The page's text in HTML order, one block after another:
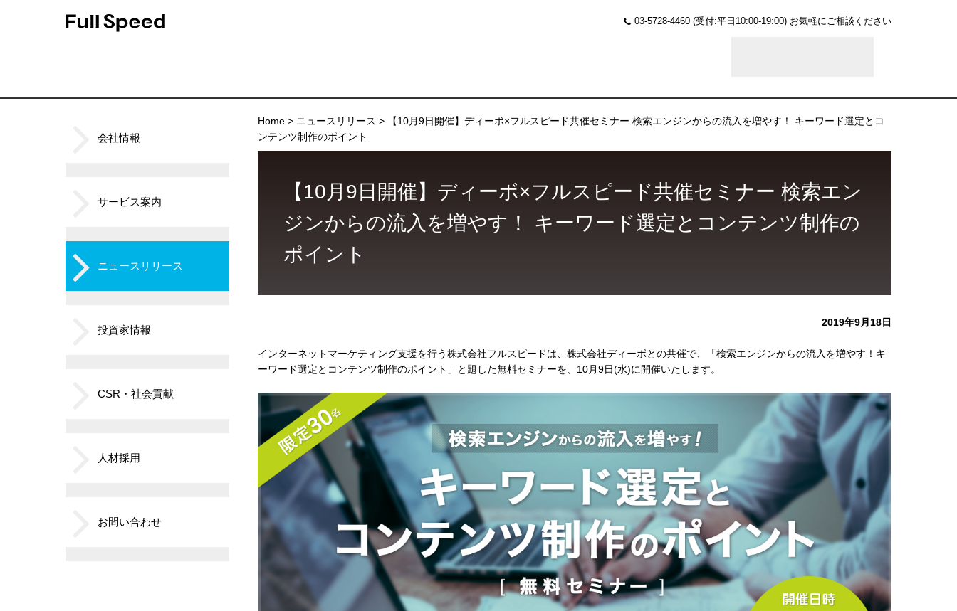
03-5728-4460 (受付:平日10:00-19:00) お気軽にご相談ください
Home ニュースリリース
【10月9日開催】ディーボ×フルスピード共催セミナー 検索エンジンからの流入を増やす！ キーワード選定とコ
ンテンツ制作のポイント
【10月9日開催】ディーボ×フルスピード共催セミナー 検索エン
ジンからの流入を増やす！ キーワード選定とコンテンツ制作の
ポイント
2019年9月18日
インターネットマーケティング支援を行う株式会社フルスピードは、株式会社ディーボとの共催で、「検索エンジンからの流入を増やす！キ
ーワード選定とコンテンツ制作のポイント」と題した無料セミナーを、10月9日(水)に開催いたします。
会社情報
サービス案内
ニュースリリース
投資家情報
CSR・社会貢献
人材採用
お問い合わせ